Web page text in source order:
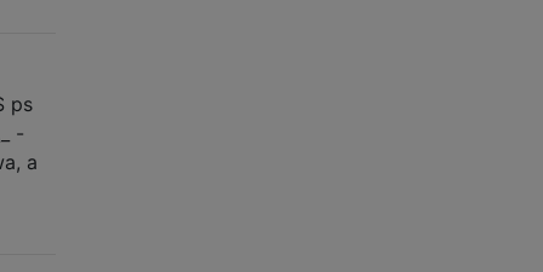
ps
-
a